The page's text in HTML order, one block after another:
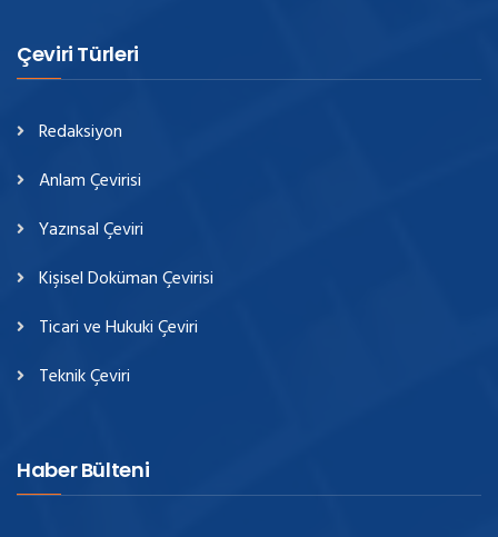
Çeviri Türleri
Redaksiyon
Anlam Çevirisi
Yazınsal Çeviri
Kişisel Doküman Çevirisi
Ticari ve Hukuki Çeviri
Teknik Çeviri
Haber Bülteni